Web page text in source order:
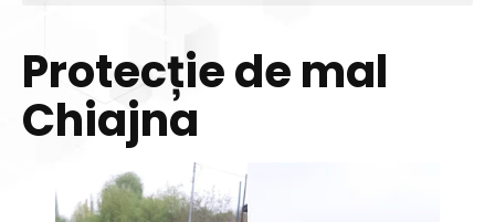
Protecție de mal
Chiajna